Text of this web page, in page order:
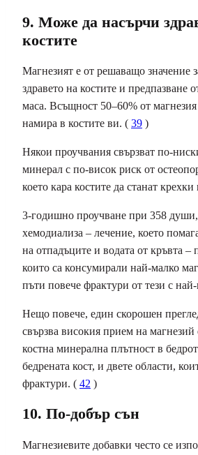
9. Може да насърчи
костите
Магнезият е от решаващо значение
здравето на костите и предпазване
маса. Всъщност 50–60% от магнезия
намира в костите ви. ( 39 )
Някои проучвания свързват по-
минерал с по-висок риск от
което кара костите да станат
3-годишно проучване при 358
хемодиализа – лечение, което
на отпадъците и водата от кръвта –
които са консумирали най-малко
пъти повече фрактури от тези с
Нещо повече, един скорошен
свързва високия прием на
костна минерална плътност в
бедрената кост, и двете области,
фрактури. ( 42 )
10. По-добър сън
Магнезиевите добавки често се